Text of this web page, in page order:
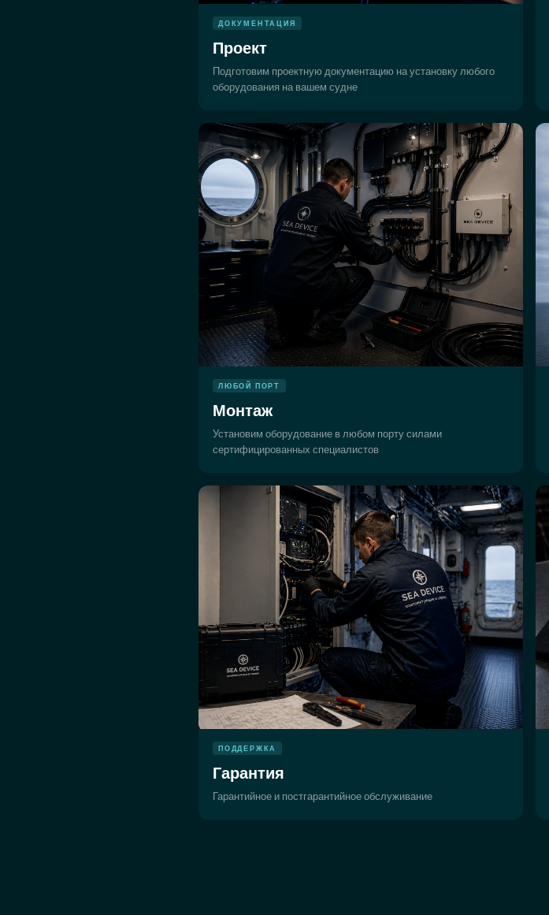
ДОКУМЕНТАЦИЯ
Проект
Подготовим проектную документацию на установку любого
оборудования на вашем судне
ЛЮБОЙ ПОРТ
Монтаж
Установим оборудование в любом порту силами
сертифицированных специалистов
ПОДДЕРЖКА
Гарантия
Гарантийное и постгарантийное обслуживание